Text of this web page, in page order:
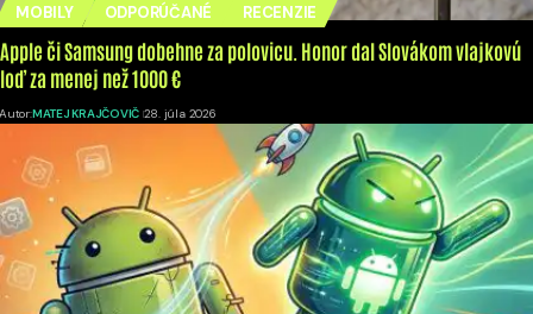
MOBILY ODPORÚČANÉ RECENZIE
Apple či Samsung dobehne za polovicu. Honor dal Slovákom vlajkovú
loď za menej než 1000 €
Autor:MATEJ KRAJČOVIČ 28. júla 2026